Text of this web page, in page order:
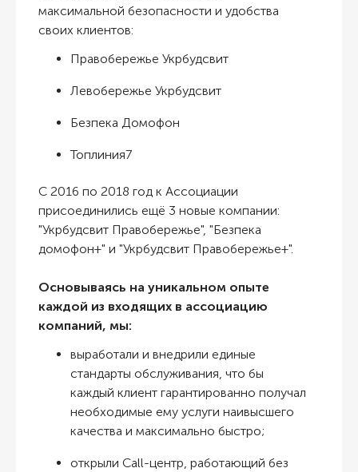
максимальной безопасности и удобства
своих клиентов:
Правобережье Укрбудсвит
Левобережье Укрбудсвит
Безпека Домофон
Топлиния7
С 2016 по 2018 год к Ассоциации
присоединились ещё 3 новые компании:
"Укрбудсвит Правобережье", "Безпека
домофон+" и "Укрбудсвит Правобережье+".
Основываясь на уникальном опыте
каждой из входящих в ассоциацию
компаний, мы:
выработали и внедрили единые
стандарты обслуживания, что бы
каждый клиент гарантированно получал
необходимые ему услуги наивысшего
качества и максимально быстро;
открыли Call-центр, работающий без